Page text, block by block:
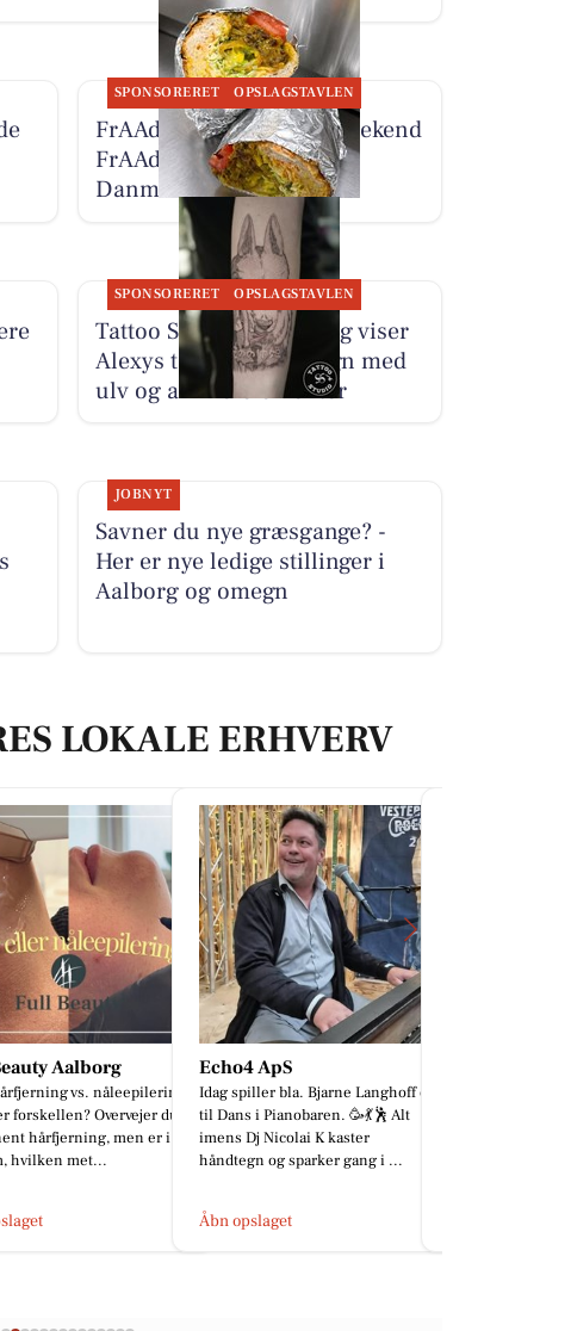
SPONSORERET OPSLAGSTAVLEN
FrAAderen oplyser, at Weekend
FrAAderen nu bor på
Danmarksgade 27A
SPONSORERET OPSLAGSTAVLEN
Tattoo Studio 96 Aalborg viser
Alexys tatoveringsdesign med
ulv og anime-elementer
JOBNYT
Savner du nye græsgange? -
Her er nye ledige stillinger i
Aalborg og omegn
LOKALE ERHVERV
ApS
bla. Bjarne Langhoff op
Pianobaren. 🥳💃🕺 Alt
Nicolai K kaster
og sparker gang i ...
Houen Life Power
Sund aldring starter ikke som 70-
årig. Den starter mens du smører
madpakker. Altså, jeg må lige dele
noget fra i går. Jeg h...
Åbn opslaget